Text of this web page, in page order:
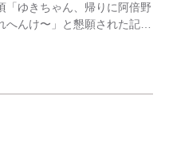
「ゆきちゃん、帰りに阿倍野
へんけ〜」と懇願された記憶